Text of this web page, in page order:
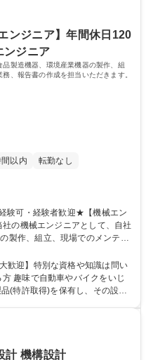
資格：第一種運転免許普通自動
ンジニア】年間休日120
ンジニア
製造機器、環境産業機器の製作、組
、報告書の作成を担当いただきます。
以内
転勤なし
製作、組立、現場でのメンテナ
担当いただきます。 【業務
付調整 ●現場でのメンテナンス
含まない 募集職種 ★未
年間休日120日！
歓迎】特別な資格や知識は問い
趣味で自動車やバイクをいじ
運転免許普通自動車
計 機構設計